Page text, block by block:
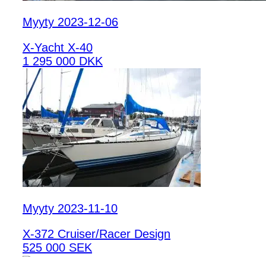
Myyty 2023-12-06
X-Yacht X-40
1 295 000 DKK
Myyty 2023-11-10
X-372 Cruiser/Racer Design
525 000 SEK